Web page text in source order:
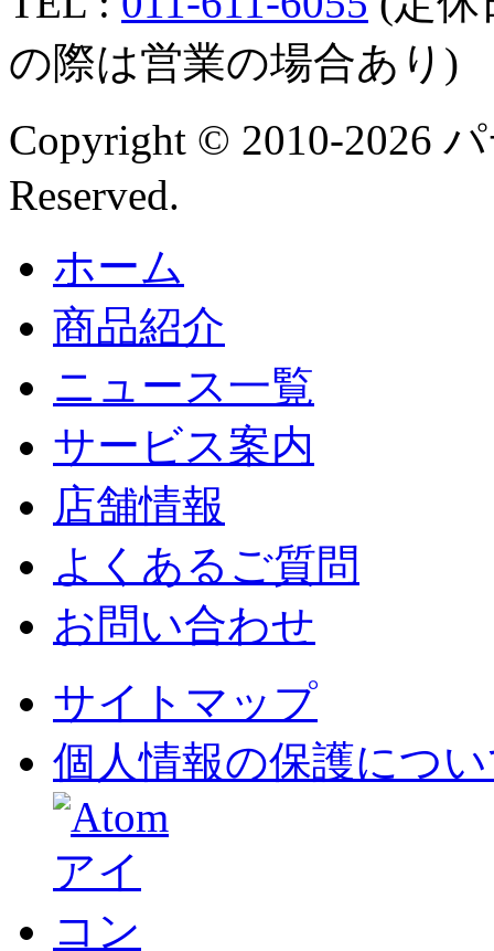
の際は営業の場合あり)
Copyright © 2010-2026
Reserved.
ホーム
商品紹介
ニュース一覧
サービス案内
店舗情報
よくあるご質問
お問い合わせ
サイトマップ
個人情報の保護につ